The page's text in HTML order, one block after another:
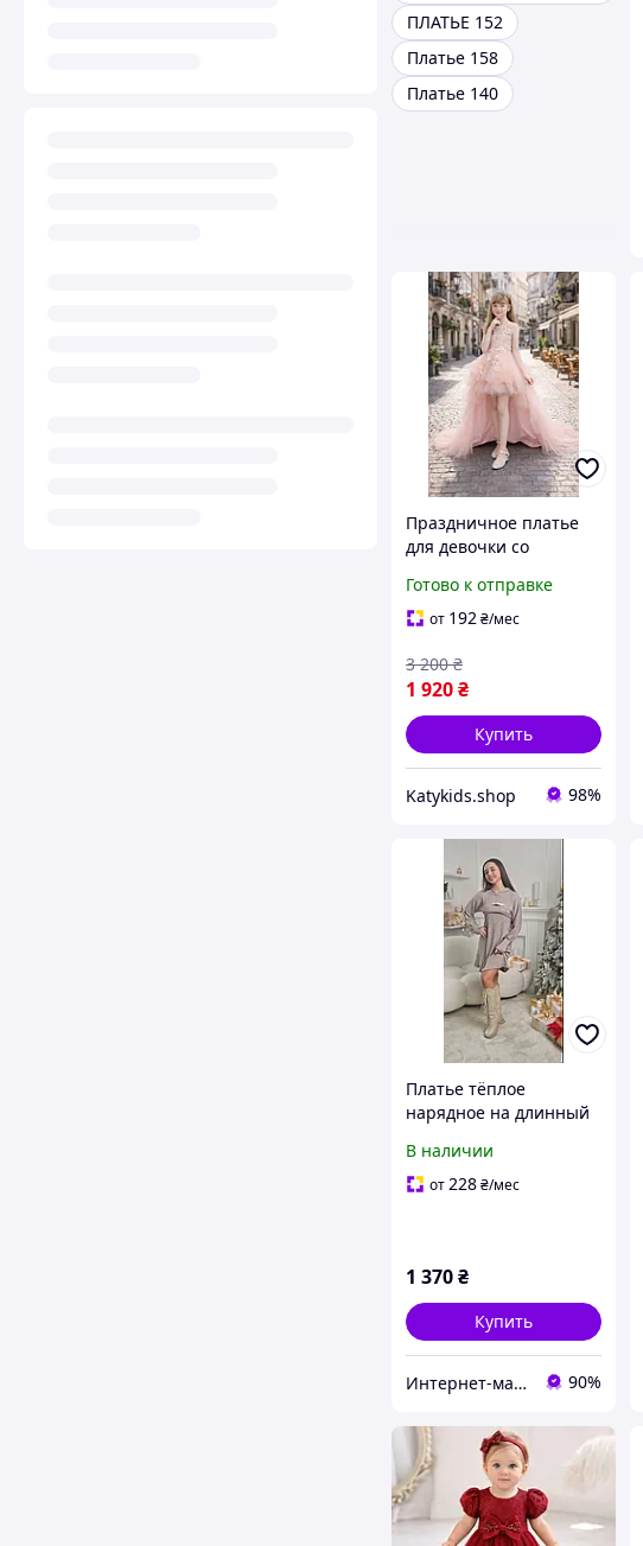
ПЛАТЬЕ 152
Платье 158
Платье 140
Праздничное платье
для девочки со
р.160 см, Мадлен
Готово к отправке
от 192 ₴/мес
1 920₴
3 200 ₴
Купить
Katykids.shop 98%
Платье тёплое
нарядное на длинный
подростка на рост 158
см
В наличии
от228₴/мес
1 370₴
Купить
Интернет-магазин "Лимпопо"- для детей и подростков 90%